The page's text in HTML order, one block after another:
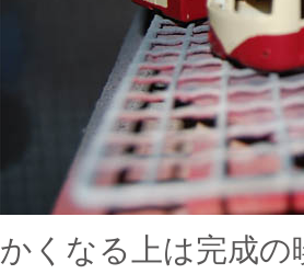
かくなる上は完成